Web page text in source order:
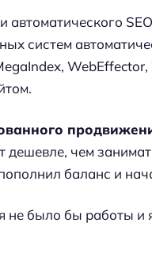
автоматического
систем
дешевле, чем
баланс и
не было бы работы и